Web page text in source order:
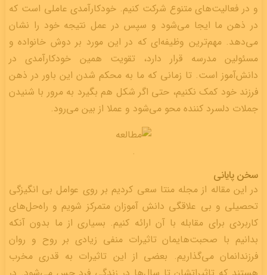
و در فعالیت‌های متنوع شرکت کنیم. خودکارآمدی عاملی است که
در ذهن ما ایجا می‌شود و سپس در عمل نتیجه خود را نشان
می‌دهد. مهم‌ترین وظیفه‌ای که در این مورد بر دوش خانواده و
مسئولین مدرسه قرار دارد، تقویت همین خودکارآمدی در
دانش‌آموز است. تا زمانی که ما به محکم شدن این باور در ذهن
فرزند خود کمک نکنیم، حتی اگر شکل هم بگیرد به مرور با شنیدن
جملات دلسرد کننده محو می‌شود و عملا از بین می‌رود.
.
سخن پایانی
در این مقاله از مجله منتا سعی کردیم بر روی عوامل بی انگیزگی
تحصیلی و بی علاقگی دانش آموزان متمرکز شویم و راه‌حل‌های
کاربردی برای مقابله با آن ارائه کنیم. بسیاری از ما بدون آنکه
بدانیم با صحبت‌هایمان تاثیرات منفی زیادی بر روح و روان
فرزندانمان می‌گذاریم. بعضی از این تاثیرات به قدری مخرب